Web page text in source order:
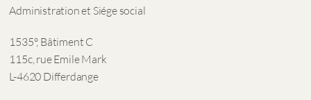
Administration et Siége social
1535°, Bâtiment C
115c, rue Emile Mark
L-4620 Differdange